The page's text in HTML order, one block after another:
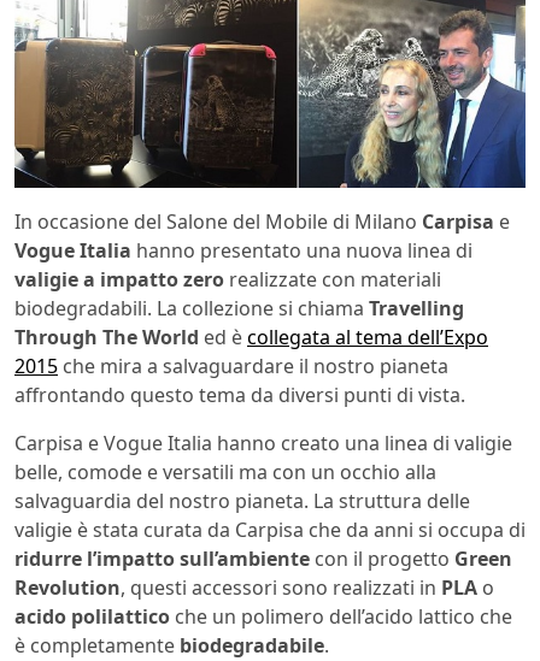
In occasione del Salone del Mobile di Milano Carpisa e
Vogue Italia hanno presentato una nuova linea di
valigie a impatto zero realizzate con materiali
biodegradabili. La collezione si chiama Travelling
Through The World ed ècollegata al tema dell’Expo
2015 che mira a salvaguardare il nostro pianeta
affrontando questo tema da diversi punti di vista.
Carpisa e Vogue Italia hanno creato una linea di valigie
belle, comode e versatili ma con un occhio alla
salvaguardia del nostro pianeta. La struttura delle
valigie è stata curata da Carpisa che da anni si occupa di
ridurre l’impatto sull’ambiente con il progetto Green
Revolution, questi accessori sono realizzati in PLA o
acido polilattico che un polimero dell’acido lattico che
è completamente biodegradabile.